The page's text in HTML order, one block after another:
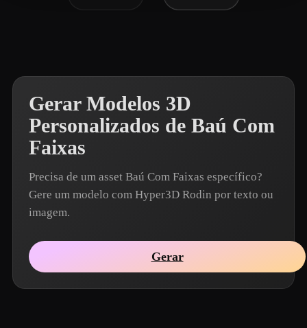
Gerar Modelos 3D
Personalizados de Baú Com
Faixas
Precisa de um asset Baú Com Faixas específico?
Gere um modelo com Hyper3D Rodin por texto ou
imagem.
Gerar